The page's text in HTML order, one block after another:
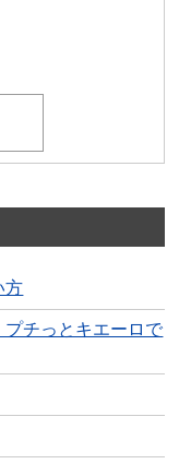
方
プチっとキエーロで